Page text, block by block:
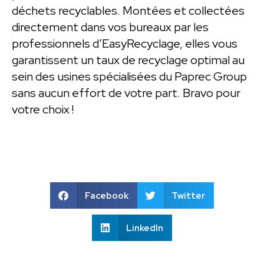
déchets recyclables. Montées et collectées
directement dans vos bureaux par les
professionnels d’EasyRecyclage, elles vous
garantissent un taux de recyclage optimal au
sein des usines spécialisées du Paprec Group
sans aucun effort de votre part. Bravo pour
votre choix !
Facebook Twitter
LinkedIn